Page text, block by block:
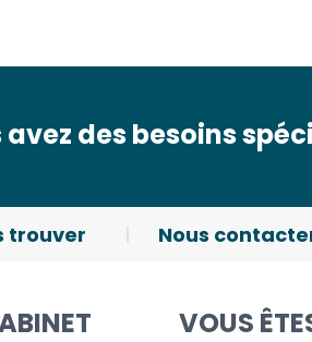
avez des besoins
trouver Nous
VOUS